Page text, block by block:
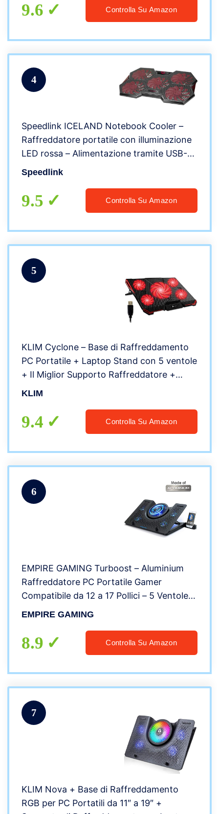
9.6 Controlla Su Amazon
4
Speedlink ICELAND Notebook Cooler –
Raffreddatore portatile con illuminazione
LED rossa – Alimentazione tramite USB-A
– Piedini rivestiti in gomma, colore: Nero
Speedlink
9.5 Controlla Su Amazon
5
KLIM Cyclone – Base di Raffreddamento
PC Portatile + Laptop Stand con 5 ventole
+ Il Miglior Supporto Raffreddatore +
Cooling Pad Gaming PS4 Xbox One +
KLIM
9.4 Controlla Su Amazon
6
EMPIRE GAMING Turboost – Aluminium
Raffreddatore PC Portatile Gamer
Compatibile da 12 a 17 Pollici – 5 Ventole
Potente silenziose – Ergonomico 5 Altezze
EMPIRE GAMING
8.9 Controlla Su Amazon
7
KLIM Nova + Base di Raffreddamento
RGB per PC Portatili da 11″ a 19″ +